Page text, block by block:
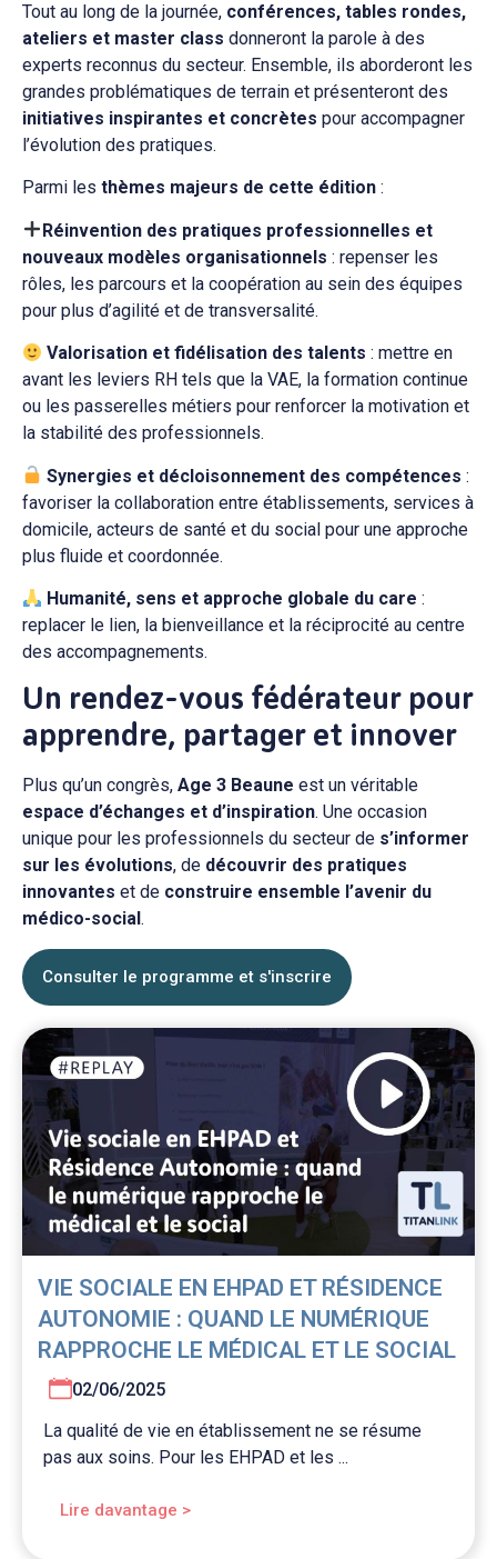
Tout au long de la journée, conférences, tables rondes,
ateliers et master class donneront la parole à des
experts reconnus du secteur. Ensemble, ils aborderont les
grandes problématiques de terrain et présenteront des
initiatives inspirantes et concrètes pour accompagner
l’évolution des pratiques.
Parmi les thèmes majeurs de cette édition :
Réinvention des pratiques professionnelles et
nouveaux modèles organisationnels : repenser les
rôles, les parcours et la coopération au sein des équipes
pour plus d’agilité et de transversalité.
Valorisation et fidélisation des talents : mettre en
avant les leviers RH tels que la VAE, la formation continue
ou les passerelles métiers pour renforcer la motivation et
la stabilité des professionnels.
Synergies et décloisonnement des compétences :
favoriser la collaboration entre établissements, services à
domicile, acteurs de santé et du social pour une approche
plus fluide et coordonnée.
Humanité, sens et approche globale du care :
replacer le lien, la bienveillance et la réciprocité au centre
des accompagnements.
Un rendez-vous fédérateur pour
apprendre, partager et innover
Plus qu’un congrès, Age 3 Beaune est un véritable
espace d’échanges et d’inspiration. Une occasion
unique pour les professionnels du secteur de s’informer
sur les évolutions, de découvrir des pratiques
innovantes et de construire ensemble l’avenir du
médico-social .
Consulter le programme et s'inscrire
VIE SOCIALE EN EHPAD ET RÉSIDENCE
AUTONOMIE : QUAND LE NUMÉRIQUE
RAPPROCHE LE MÉDICAL ET LE SOCIAL
02/06/2025
La qualité de vie en établissement ne se résume
pas aux soins. Pour les EHPAD et les ...
Lire davantage >